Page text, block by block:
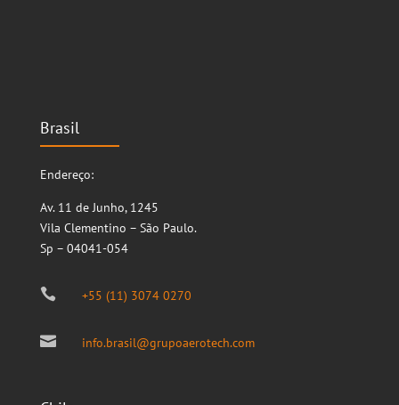
Brasil
Endereço:
Av. 11 de Junho, 1245
Vila Clementino – São Paulo.
Sp – 04041-054
 +55 (11) 3074 0270
 info.brasil@grupoaerotech.com